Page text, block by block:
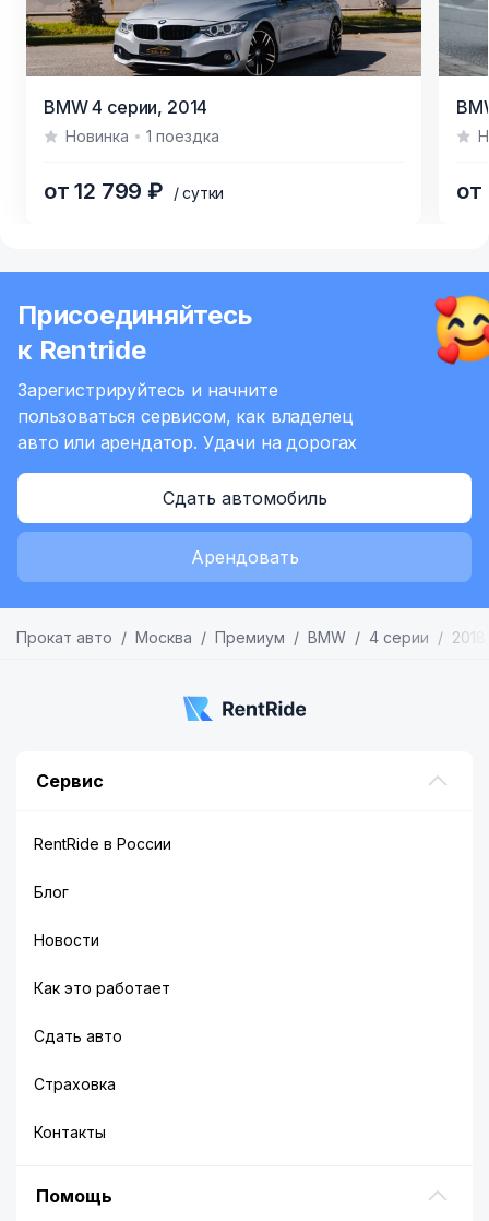
BMW 4 серии, 2014
Новинка 1 поездка
от 12 799 ₽ / сутки от
6
Присоединяйтесь
к Rentride
Зарегистрируйтесь и начните
пользоваться сервисом, как владелец
авто или арендатор. Удачи на дорогах
Сдать автомобиль
Арендовать
Прокат авто Москва Премиум BMW 4 серии 2018
Сервис
RentRide в России
Блог
Новости
Как это работает
Сдать авто
Страховка
Контакты
Помощь